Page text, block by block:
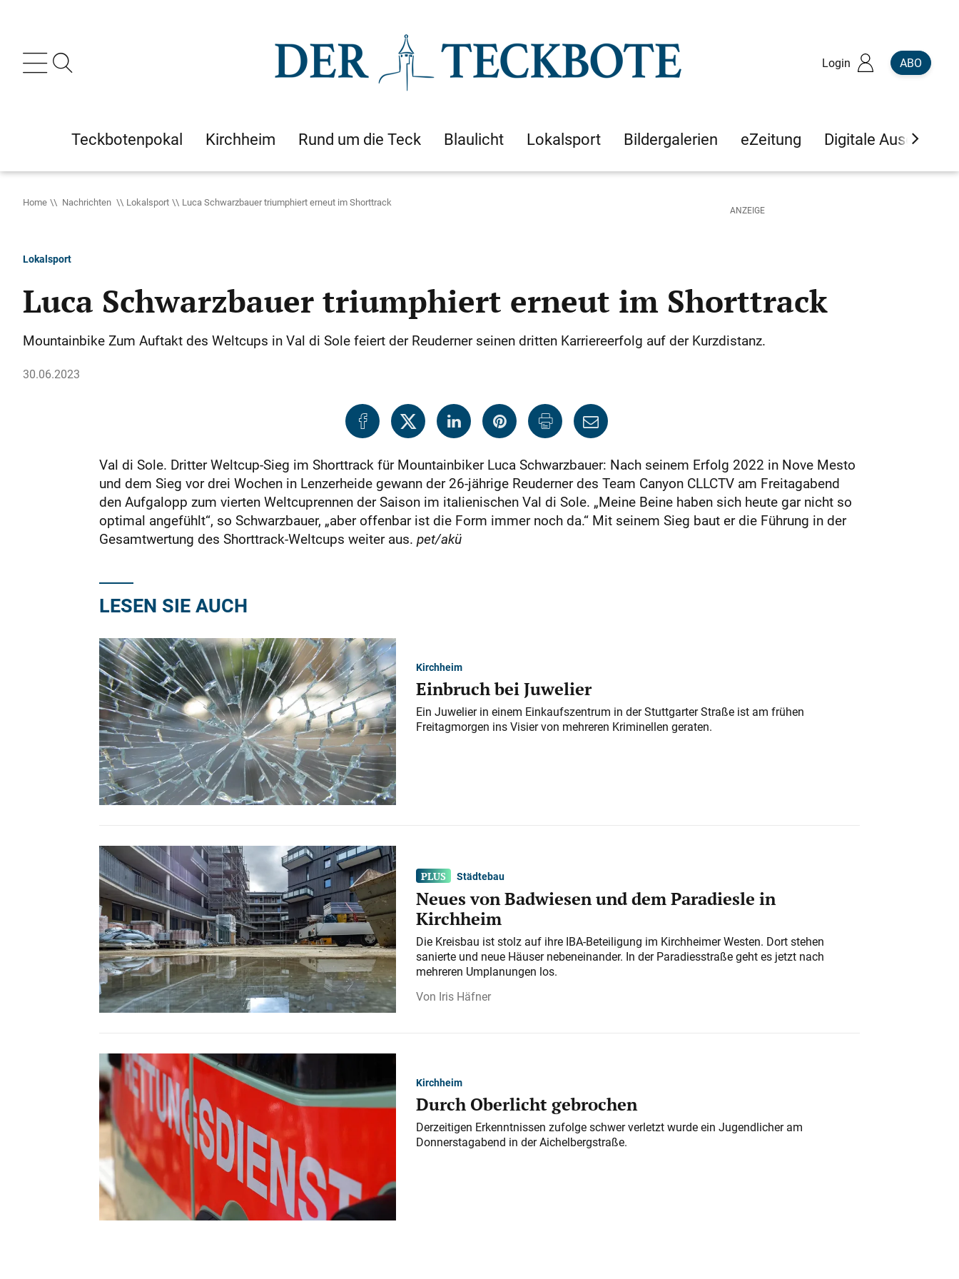
Login ABO
Teckbotenpokal Kirchheim Rund um die Teck Blaulicht Lokalsport Bildergalerien eZeitung Digitale Ausgaben
Home Nachrichten Lokalsport Luca Schwarzbauer triumphiert erneut im Shorttrack
Lokalsport
Luca Schwarzbauer triumphiert erneut im Shorttrack
Mountainbike Zum Auftakt des Weltcups in Val di Sole feiert der Reuderner seinen dritten Karriereerfolg auf der Kurzdistanz.
30.06.2023
Val di Sole. Dritter Weltcup-Sieg im Shorttrack für Mountainbiker Luca Schwarzbauer: Nach seinem Erfolg 2022 in Nove Mesto
und dem Sieg vor drei Wochen in Lenzerheide gewann der 26-jährige Reuderner des Team Canyon CLLCTV am Freitagabend
den Aufgalopp zum vierten Weltcuprennen der Saison im italienischen Val di Sole. „Meine Beine haben sich heute gar nicht so
optimal angefühlt“, so Schwarzbauer, „aber offenbar ist die Form immer noch da.“ Mit seinem Sieg baut er die Führung in der
Gesamtwertung des Shorttrack-Weltcups weiter aus. pet/akü
LESEN SIE AUCH
Kirchheim
Einbruch bei Juwelier
Ein Juwelier in einem Einkaufszentrum in der Stuttgarter Straße ist am frühen
Freitagmorgen ins Visier von mehreren Kriminellen geraten.
Städtebau
Neues von Badwiesen und dem Paradiesle in
Kirchheim
Die Kreisbau ist stolz auf ihre IBA-Beteiligung im Kirchheimer Westen. Dort stehen
sanierte und neue Häuser nebeneinander. In der Paradiesstraße geht es jetzt nach
mehreren Umplanungen los.
Iris Häfner
Kirchheim
Durch Oberlicht gebrochen
Derzeitigen Erkenntnissen zufolge schwer verletzt wurde ein Jugendlicher am
Donnerstagabend in der Aichelbergstraße.